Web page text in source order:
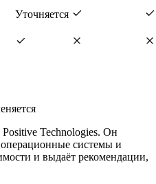
Уточняется
Technologies. Он
операционные системы и
и выдаёт рекомендации,